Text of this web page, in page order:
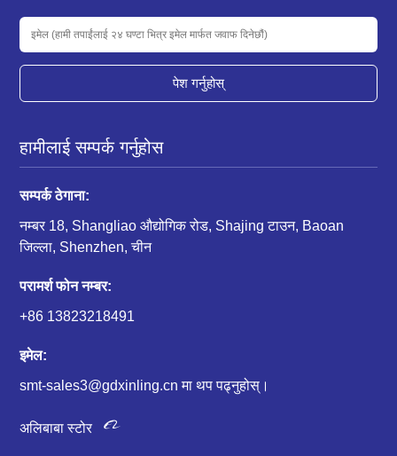
पेश गर्नुहोस्
हामीलाई सम्पर्क गर्नुहोस
सम्पर्क ठेगाना:
नम्बर 18, Shangliao औद्योगिक रोड, Shajing टाउन, Baoan
जिल्ला, Shenzhen, चीन
परामर्श फोन नम्बर:
+86 13823218491
इमेल:
smt-sales3@gdxinling.cn मा थप पढ्नुहोस्।
अलिबाबा स्टोर